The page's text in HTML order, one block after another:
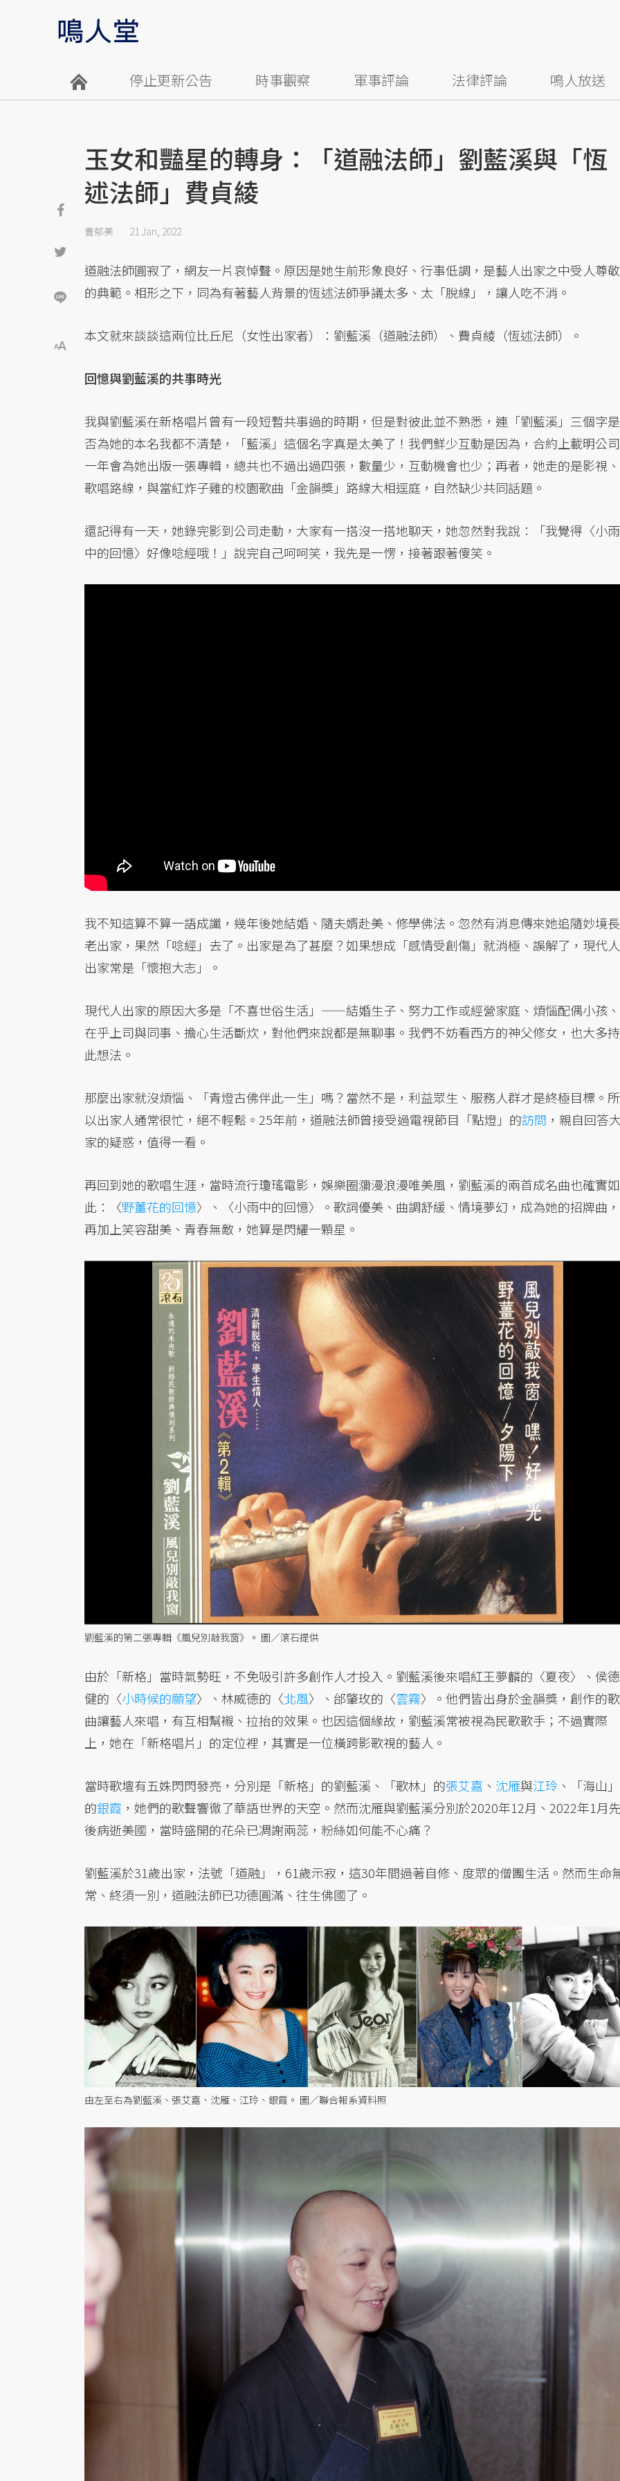
停止更新公告 時事觀察 軍事評論 法律評論 鳴人放送
玉女和豔星的轉身：「道融法師」劉藍溪與「恆
述法師」費貞綾
曹郁美 21 Jan, 2022
道融法師圓寂了，網友一片哀悼聲。原因是她生前形象良好、行事低調，是藝人出家之中受人尊敬
的典範。相形之下，同為有著藝人背景的恆述法師爭議太多、太「脫線」，讓人吃不消。
本文就來談談這兩位比丘尼（女性出家者）：劉藍溪（道融法師）、費貞綾（恆述法師）。
回憶與劉藍溪的共事時光
我與劉藍溪在新格唱片曾有一段短暫共事過的時期，但是對彼此並不熟悉，連「劉藍溪」三個字是
否為她的本名我都不清楚，「藍溪」這個名字真是太美了！我們鮮少互動是因為，合約上載明公司
一年會為她出版一張專輯，總共也不過出過四張，數量少，互動機會也少；再者，她走的是影視、
歌唱路線，與當紅炸子雞的校園歌曲「金韻獎」路線大相逕庭，自然缺少共同話題。
還記得有一天，她錄完影到公司走動，大家有一搭沒一搭地聊天，她忽然對我說：「我覺得〈小雨
中的回憶〉好像唸經哦！」說完自己呵呵笑，我先是一愣，接著跟著傻笑。
我不知這算不算一語成讖，幾年後她結婚、隨夫婿赴美、修學佛法。忽然有消息傳來她追隨妙境長
老出家，果然「唸經」去了。出家是為了甚麼？如果想成「感情受創傷」就消極、誤解了，現代人
出家常是「懷抱大志」。
現代人出家的原因大多是「不喜世俗生活」——結婚生子、努力工作或經營家庭、煩惱配偶小孩、
在乎上司與同事、擔心生活斷炊，對他們來說都是無聊事。我們不妨看西方的神父修女，也大多持
此想法。
那麼出家就沒煩惱、「青燈古佛伴此一生」嗎？當然不是，利益眾生、服務人群才是終極目標。所
以出家人通常很忙，絕不輕鬆。25年前，道融法師曾接受過電視節目「點燈」的訪問 ，親自回答
家的疑惑，值得一看。
再回到她的歌唱生涯，當時流行瓊瑤電影，娛樂圈瀰漫浪漫唯美風，劉藍溪的兩首成名曲也確實如
此：〈野薑花的回憶〉、〈小雨中的回憶〉。歌詞優美、曲調舒緩、情境夢幻，成為她的招牌曲，
再加上笑容甜美、青春無敵，她算是閃耀一顆星。
劉藍溪的第二張專輯《風兒別敲我窗》。 圖／滾石提供
由於「新格」當時氣勢旺，不免吸引許多創作人才投入。劉藍溪後來唱紅王夢麟的〈夏夜〉、侯德
健的〈小時候的願望〉、林威德的〈北風〉、邰肇玫的〈雲霧〉。他們皆出身於金韻獎，創作的歌
曲讓藝人來唱，有互相幫襯、拉抬的效果。也因這個緣故，劉藍溪常被視為民歌歌手；不過實際
上，她在「新格唱片」的定位裡，其實是一位橫跨影歌視的藝人。
當時歌壇有五姝閃閃發亮，分別是「新格」的劉藍溪、「歌林」的張艾嘉 、 沈雁與江玲 、「海山」
的銀霞 ，她們的歌聲響徹了華語世界的天空。然而沈雁與劉藍溪分別於2020年12月、2022年1月
後病逝美國，當時盛開的花朵已凋謝兩蕊，粉絲如何能不心痛？
劉藍溪於31歲出家，法號「道融」，61歲示寂，這30年間過著自修、度眾的僧團生活。然而生命
常、終須一別，道融法師已功德圓滿、往生佛國了。
由左至右為劉藍溪、張艾嘉、沈雁、江玲、銀霞。 圖／聯合報系資料照